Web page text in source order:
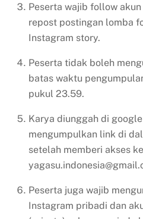
Peserta wajib follow
repost postingan lomba
Instagram story.
Peserta tidak boleh
batas waktu
pukul 23.59.
Karya diunggah di
mengumpulkan link di
setelah memberi akses
Peserta juga wajib
Instagram pribadi dan